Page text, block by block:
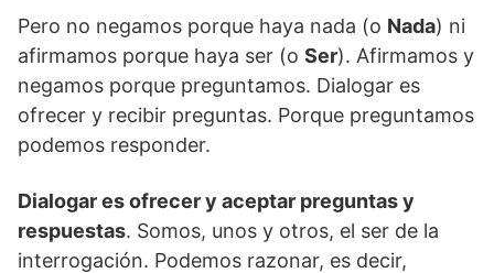
Pero no negamos porque haya nada (o Nada) ni
afirmamos porque haya ser (o Ser). Afirmamos y
negamos porque preguntamos. Dialogar es
ofrecer y recibir preguntas. Porque preguntamos
podemos responder.
Dialogar es ofrecer y aceptar preguntas y
respuestas. Somos, unos y otros, el ser de la
interrogación. Podemos razonar, es decir,